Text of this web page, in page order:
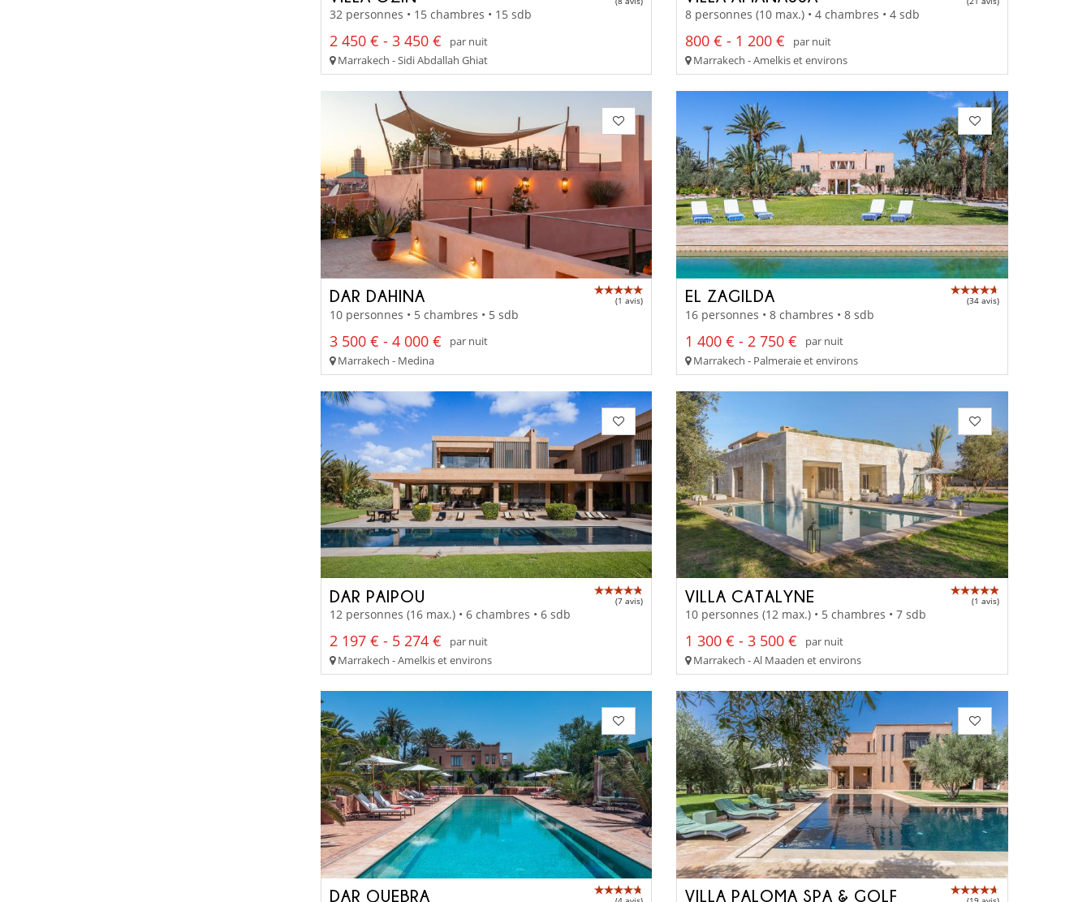
32 personnes • 15 chambres • 15 sdb
2 450 € - 3 450 €
par nuit
Marrakech - Sidi Abdallah Ghiat
8 personnes (10 max.) • 4 chambres • 4 sdb
800 € - 1 200 €
par nuit
Marrakech - Amelkis et environs
DAR DAHINA (1 avis)
10 personnes • 5 chambres • 5 sdb
3 500 € - 4 000 €
par nuit
Marrakech - Medina
EL ZAGILDA (34 avis)
16 personnes • 8 chambres • 8 sdb
1 400 € - 2 750 €
par nuit
Marrakech - Palmeraie et environs
DAR PAIPOU (7 avis)
12 personnes (16 max.) • 6 chambres • 6 sdb
2 197 € - 5 274 €
par nuit
Marrakech - Amelkis et environs
VILLA CATALYNE (1 avis)
10 personnes (12 max.) • 5 chambres • 7 sdb
1 300 € - 3 500 €
par nuit
Marrakech - Al Maaden et environs
DAR QUEBRA VILLA PALOMA SPA & GOLF